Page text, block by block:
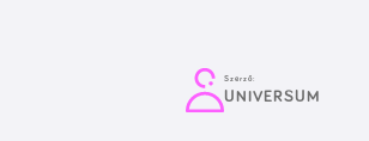
Szerző:
UNIVERSUM